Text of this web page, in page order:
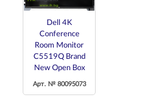
Dell 4K
Conference
Room Monitor
C5519Q Brand
New Open Box
Арт. № 80095073